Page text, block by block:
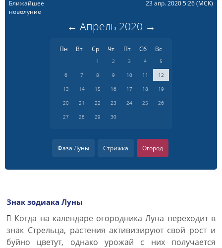
Ближайшее
новолуние
23 апр. 2020 5:26(МСК)
← Апрель 2020 →
Пн Вт Ср Чт Пт Сб Вс
1 2 3 4
5
6
7 8 9 10 11
12
13
14 15 16 17 18
19
20
21 22 23 24 25
26
27
28 29 30
Фаза Луны Стрижка Огород
Знак зодиака Луны
Когда на календаре огородника Луна переходит в
знак Стрельца, растения активизируют свой рост и
буйно цветут, однако урожай с них получается